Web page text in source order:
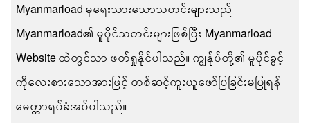
Myanmarload မှရေးသားသောသတင်းများသည်
Myanmarload၏ မူပိုင်သတင်းများဖြစ်ပြီး Myanmarload
Website ထဲတွင်သာ ဖတ်ရှုနိုင်ပါသည်။ ကျွန်ုပ်တို့၏ မူပိုင်ခွင့်
ကိုလေးစားသောအားဖြင့် တစ်ဆင့်ကူးယူဖော်ပြခြင်းမပြုရန်
မေတ္တာရပ်ခံအပ်ပါသည်။